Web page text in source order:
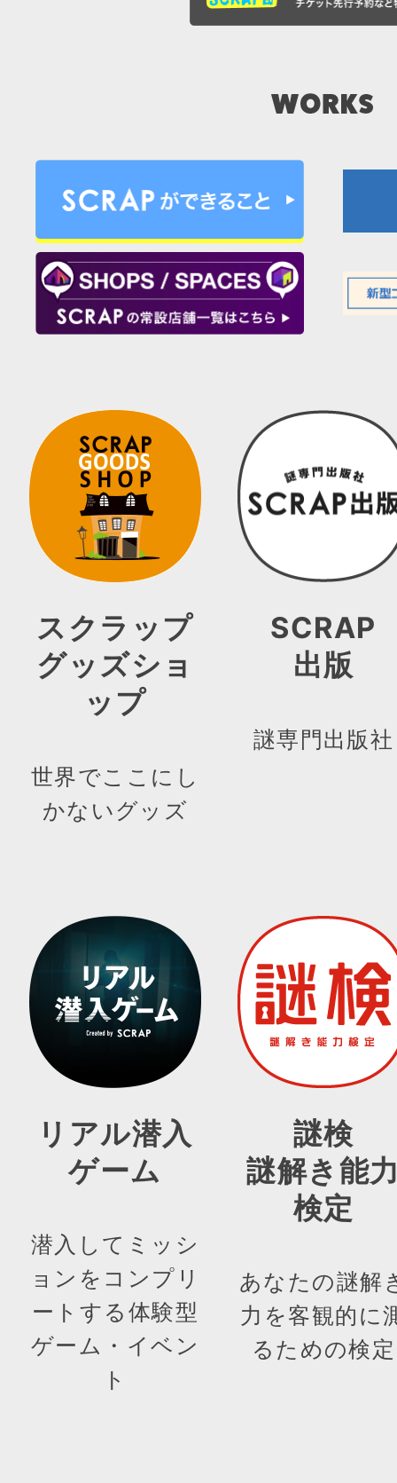
スクラップ
グッズショ
ップ
世界でここにし
かないグッズ
SCRAP
出版
謎専門出版社
リアル潜入
ゲーム
潜入してミッシ
ョンをコンプリ
ートする体験型
ゲーム・イベン
ト
謎検
謎解き能
検定
あなたの謎解
力を客観的に
るための検定